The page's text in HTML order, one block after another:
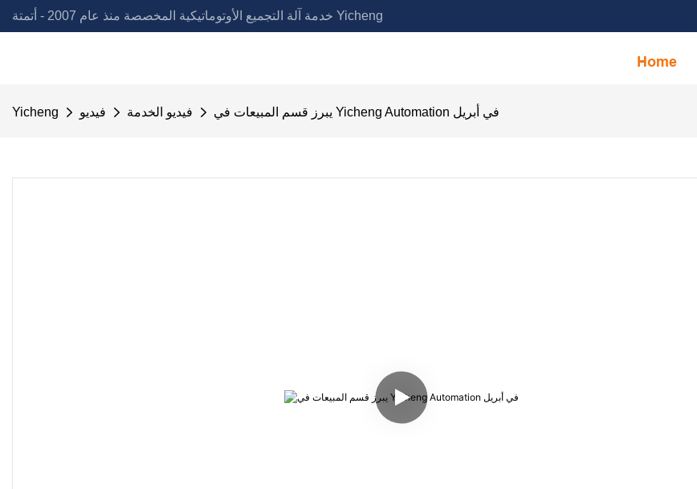
خدمة آلة التجميع الأوتوماتيكية المخصصة منذ عام 2007 - أتمتة Yicheng
Home
Yicheng فيديو فيديو الخدمة يبرز قسم المبيعات في Yicheng Automation في أبريل